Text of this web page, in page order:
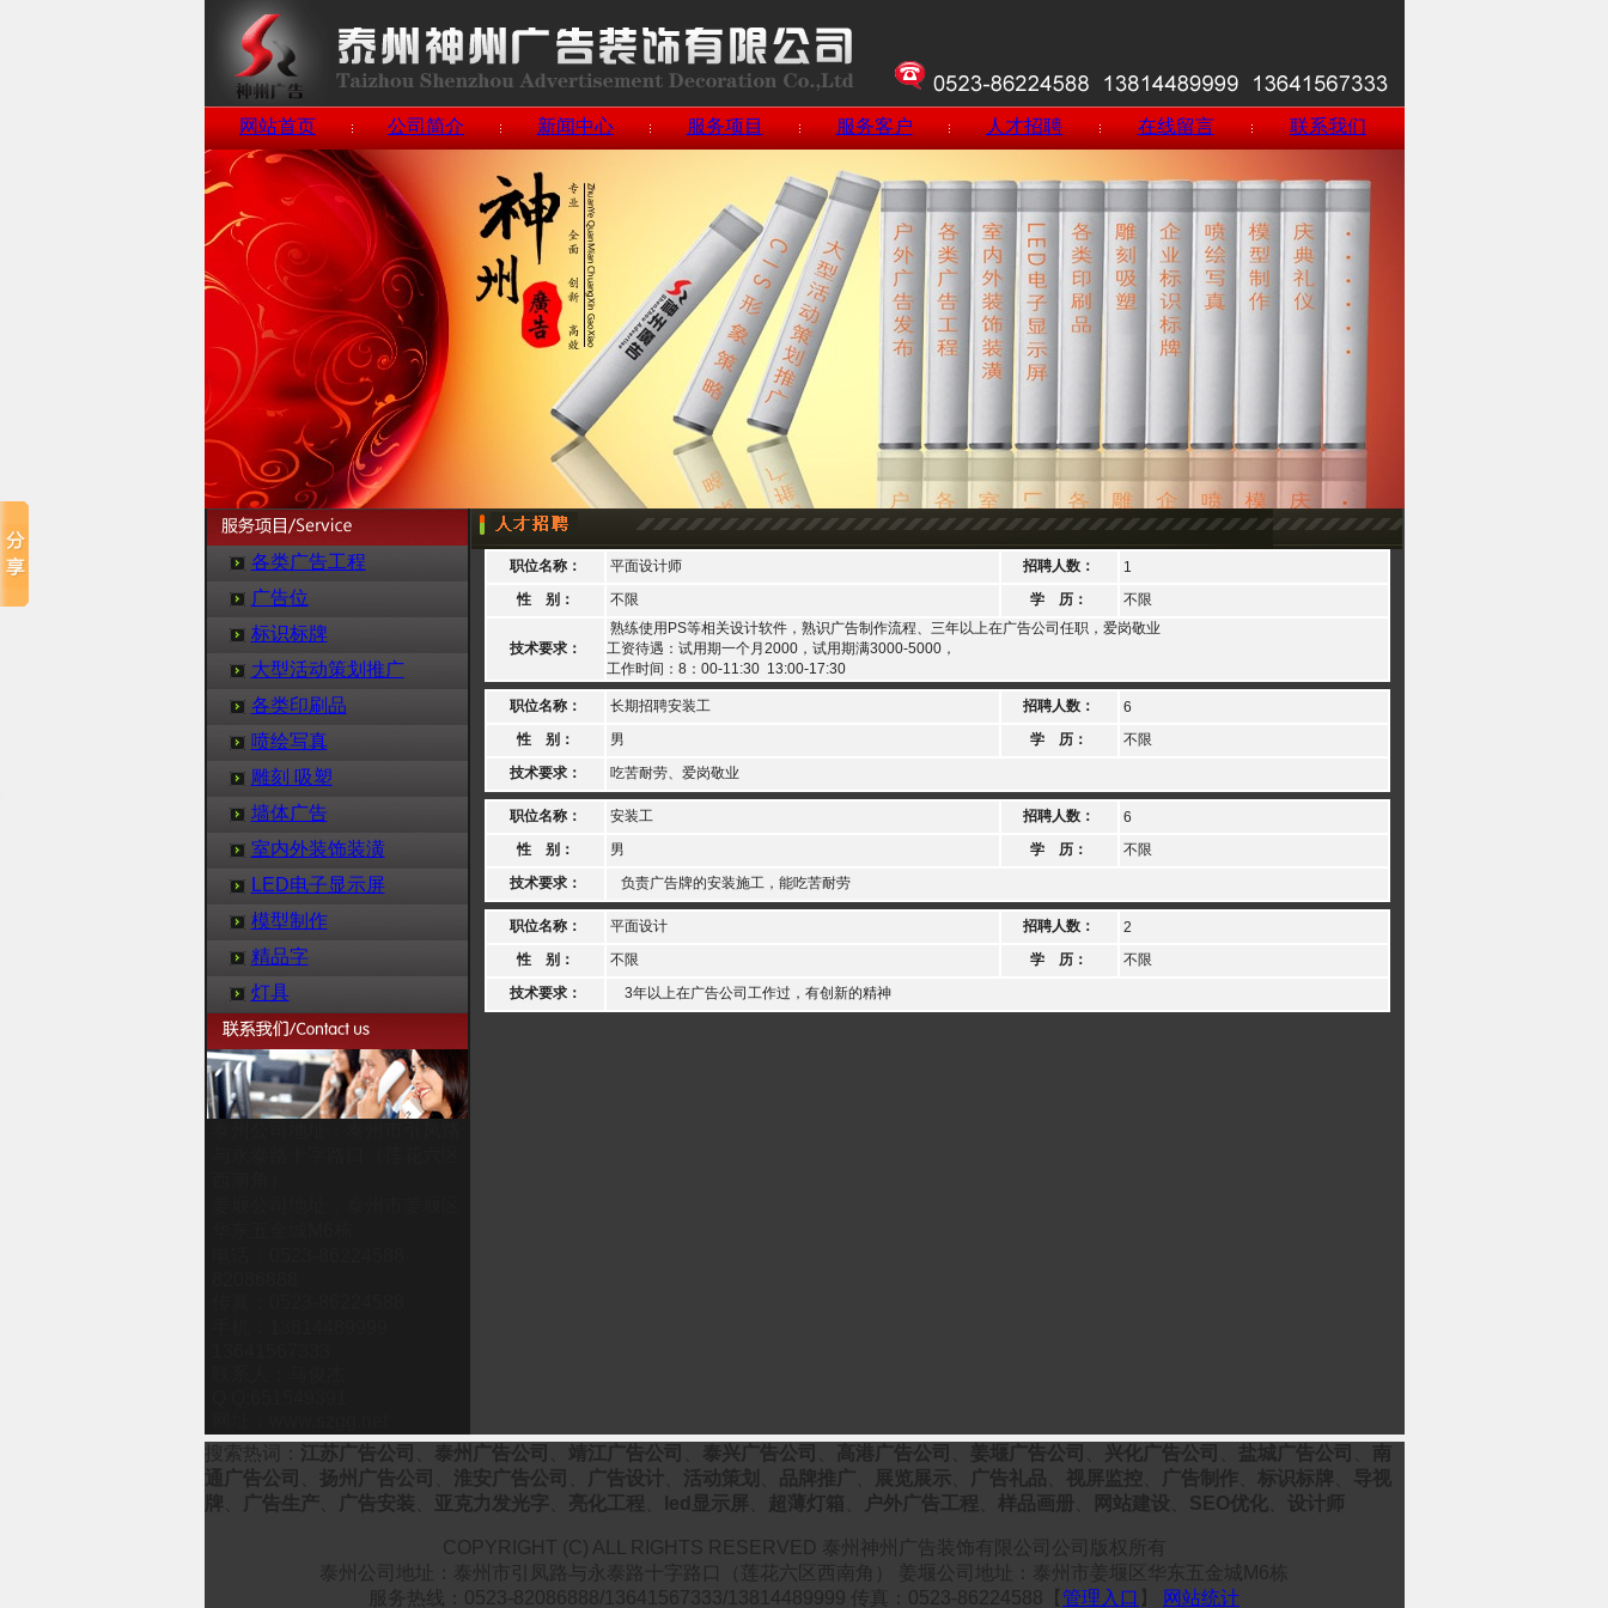
网站首页 公司简介 新闻中心 服务项目 服务客户 人才招聘 在线留言 联系我们
各类广告工程
广告位
标识标牌
大型活动策划推广
各类印刷品
喷绘写真
雕刻 吸塑
墙体广告
室内外装饰装潢
LED电子显示屏
模型制作
精品字
灯具
职位名称： 平面设计师 招聘人数：
1
性 别：
不限 学 历： 不限
技术要求：
熟练使用PS等相关设计软件，熟识广告制作流程、三年以上在广告公司任职，爱岗敬业
工资待遇：试用期一个月2000，试用期满3000-5000，
工作时间：8：00-11:30 13:00-17:30
职位名称： 长期招聘安装工 招聘人数：
6
性 别：
男 学 历：
不限
技术要求：
吃苦耐劳、爱岗敬业
职位名称： 安装工 招聘人数：
6
性 别：
男 学 历：
不限
技术要求：
负责广告牌的安装施工，能吃苦耐劳
职位名称： 平面设计 招聘人数：
2
性 别：
不限 学 历：
不限
技术要求：
3年以上在广告公司工作过，有创新的精神
搜索热词： 江苏广告公司 泰州广告公司 靖江广告公司 泰兴广告公司 高港广告公司 姜堰广告公司 兴化广告公司 盐城广告公司
南
通广告公司
扬州广告公司 淮安广告公司 广告设计、 活动策划 品牌推广、 展览展示 广告礼品 视屏监控 广告制作、 标识标牌
导视
牌
广告生产、 广告安装 亚克力发光字、 亮化工程 led显示屏、 超薄灯箱 户外广告工程 样品画册、 网站建设 SEO优化、 设计师
COPYRIGHT (C) ALL RIGHTS RESERVED 泰州神州广告装饰有限公司公司版权所有
泰州公司地址： 泰州市引凤路与永泰路十字路口（莲花六区西南角）
姜堰公司地址：泰州市姜堰区华东五金城M6栋
服务热线：0523-82086888/13641567333/13814489999 传真：0523-86224588【管理入口 】 网站统计